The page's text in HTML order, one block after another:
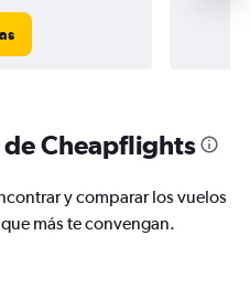
Cheapflights
y comparar los vuelos
más te convengan.